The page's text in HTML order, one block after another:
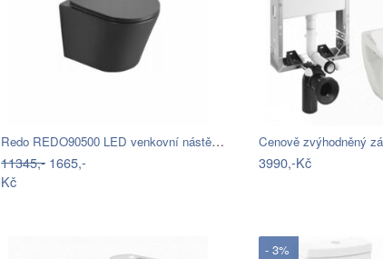
Redo REDO90500 LED venkovní nástěnné…
11345,- 1665,-
Kč
3990,-Kč
- 3%